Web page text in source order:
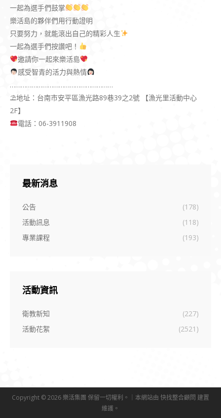
一起為選手們鼓掌
樂活島的夥伴們用行動證明
只要努力，就能滾出自己的精彩人生
一起為選手們按讚吧！
邀請你一起來樂活島
感受智青的活力與熱情
…………………………………………………
⛱地址：台南市安平區漁光路89巷39之2號 【漁光里活動中心
2F】
電話：06-3911908
最新消息
公告
(178)
活動訊息
(118)
專業課程
(193)
活動資訊
衛教新知
(227)
活動花絮
(2521)
Copyright © 2026 樂活集團 保留一切權利。｜本網站由 快找整合顧問 建置
維護。